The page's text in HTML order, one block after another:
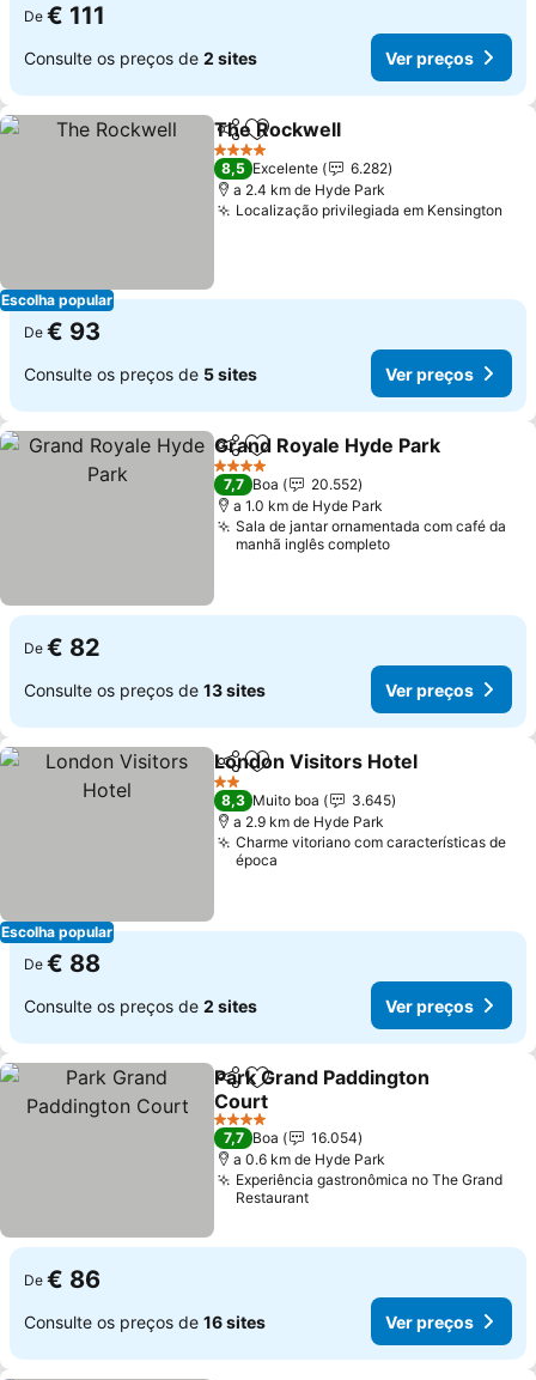
De € 111
Consulte os preços de 2 sites Ver preços
Escolha popular
PartilharAdicionar aos favoritos
The Rockwell
4 Estrelas
8,5 Excelente
6.282
a 2.4 km de Hyde Park
Localização privilegiada em Kensington
De € 93
Consulte os preços de 5 sites Ver preços
PartilharAdicionar aos favoritos
Grand Royale Hyde Park
4 Estrelas
7,7 Boa
20.552
a 1.0 km de Hyde Park
Sala de jantar ornamentada com café da
manhã inglês completo
De € 82
Consulte os preços de 13 sites Ver preços
Escolha popular
PartilharAdicionar aos favoritos
London Visitors Hotel
2 Estrelas
8,3 Muito boa
3.645
a 2.9 km de Hyde Park
Charme vitoriano com características de
época
De € 88
Consulte os preços de 2 sites Ver preços
PartilharAdicionar aos favoritos
Park Grand Paddington
Court
Ver preços
4 Estrelas
7,7 Boa
16.054
a 0.6 km de Hyde Park
Experiência gastronômica no The Grand
Restaurant
De € 86
Consulte os preços de 16 sites Ver preços